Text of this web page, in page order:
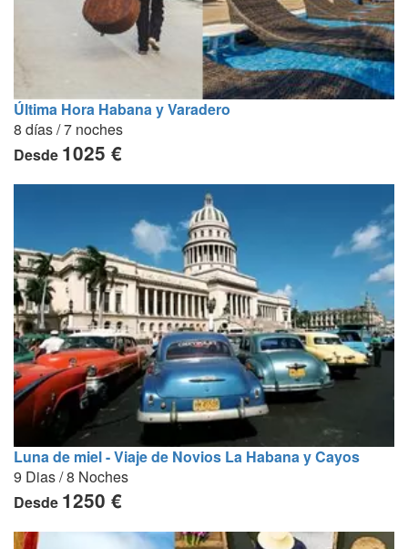
Última Hora Habana y Varadero
8 días / 7 noches
Desde 1025 €
Luna de miel - Viaje de Novios La Habana y Cayos
9 Dias / 8 Noches
Desde 1250 €